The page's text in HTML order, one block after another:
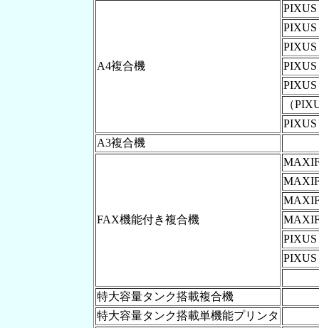
A4複合機
PIXUS
PIXUS
PIXUS
（
PIXUS
A3複合機
FAX機能付き複合機
PIXUS
PIXUS
特大容量タンク搭載複合機
特大容量タンク搭載単機能プリンタ